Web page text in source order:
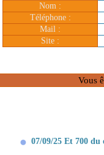
Nom :
Téléphone :
Mail :
Site :
Vous
07/09/25 Et 700 du